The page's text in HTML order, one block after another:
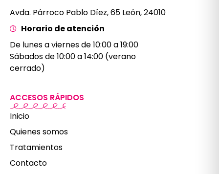
Avda. Párroco Pablo Díez, 65 León, 24010
Horario de atención
De lunes a viernes de 10:00 a 19:00
Sábados de 10:00 a 14:00 (verano
cerrado)
ACCESOS RÁPIDOS
Inicio
Quienes somos
Tratamientos
Contacto